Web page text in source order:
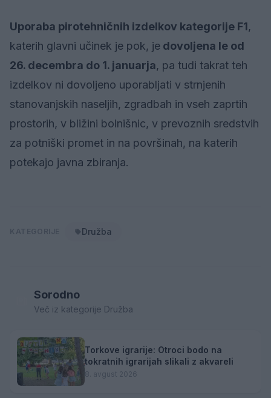
Uporaba pirotehničnih izdelkov kategorije F1,
katerih glavni učinek je pok, je dovoljena le od
26. decembra do 1. januarja, pa tudi takrat teh
izdelkov ni dovoljeno uporabljati v strnjenih
stanovanjskih naseljih, zgradbah in vseh zaprtih
prostorih, v bližini bolnišnic, v prevoznih sredstvih
za potniški promet in na površinah, na katerih
potekajo javna zbiranja.
Družba
Sorodno
Več iz kategorije Družba
Torkove igrarije: Otroci bodo na
tokratnih igrarijah slikali z akvareli
8. avgust 2026